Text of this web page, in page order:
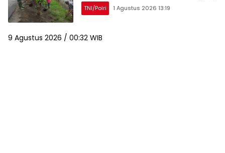
TNI/Polri 1 Agustus 2026 13:19
9 Agustus 2026 / 00:32 WIB